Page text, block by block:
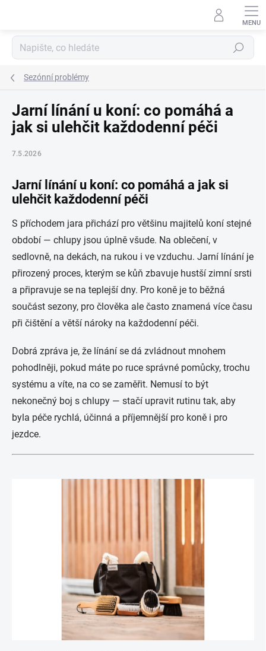
Hledat
Sezónní problémy
Jarní línání u koní: co pomáhá a
jak si ulehčit každodenní péči
7.5.2026
Jarní línání u koní: co pomáhá a jak si
ulehčit každodenní péči
S příchodem jara přichází pro většinu majitelů koní stejné
období — chlupy jsou úplně všude. Na oblečení, v
sedlovně, na dekách, na rukou i ve vzduchu. Jarní línání je
přirozený proces, kterým se kůň zbavuje hustší zimní srsti
a připravuje se na teplejší dny. Pro koně je to běžná
součást sezony, pro člověka ale často znamená více času
při čištění a větší nároky na každodenní péči.
Dobrá zpráva je, že línání se dá zvládnout mnohem
pohodlněji, pokud máte po ruce správné pomůcky, trochu
systému a víte, na co se zaměřit. Nemusí to být
nekonečný boj s chlupy — stačí upravit rutinu tak, aby
byla péče rychlá, účinná a příjemnější pro koně i pro
jezdce.